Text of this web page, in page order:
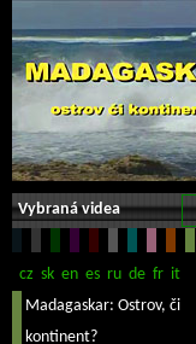
Vybraná videa